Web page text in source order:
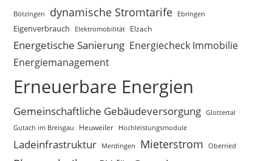
Bötzingen dynamische Stromtarife Ebringen
Eigenverbrauch Elektromobilität Elzach
Energetische Sanierung Energiecheck Immobilie
Energiemanagement
Erneuerbare Energien
Gemeinschaftliche Gebäudeversorgung Glottertal
Gutach im Breisgau
Heuweiler Hochleistungsmodule
Ladeinfrastruktur Merdingen Mieterstrom Oberried